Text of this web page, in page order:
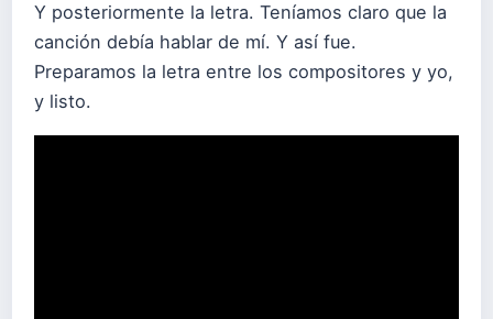
Y posteriormente la letra. Teníamos claro que la
canción debía hablar de mí. Y así fue.
Preparamos la letra entre los compositores y yo,
y listo.